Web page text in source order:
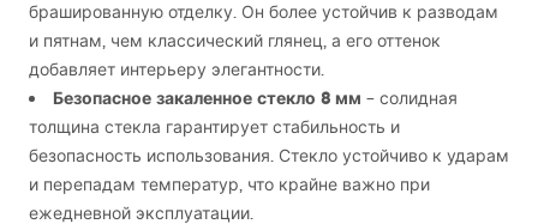
брашированную отделку. Он более устойчив к разводам
и пятнам, чем классический глянец, а его оттенок
добавляет интерьеру элегантности.
Безопасное закаленное стекло 8 мм – солидная
толщина стекла гарантирует стабильность и
безопасность использования. Стекло устойчиво к ударам
и перепадам температур, что крайне важно при
ежедневной эксплуатации.